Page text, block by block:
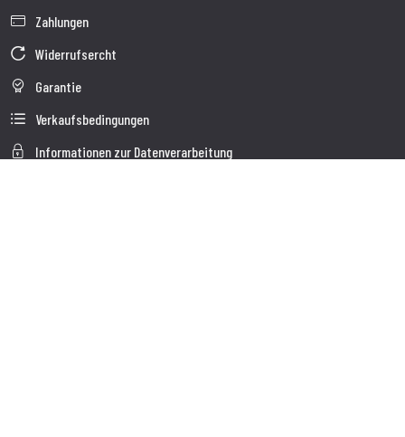
Zahlungen
Widerrufsercht
Garantie
Verkaufsbedingungen
Informationen zur Datenverarbeitung